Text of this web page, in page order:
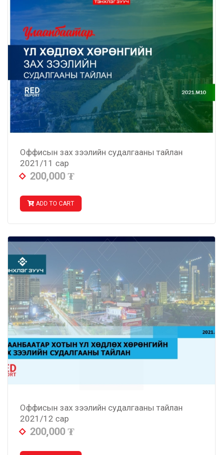
Оффисын зах зээлийн судалгааны тайлан
2021/11 сар
200,000 ₮
ADD TO CART
Оффисын зах зээлийн судалгааны тайлан
2021/12 сар
200,000 ₮